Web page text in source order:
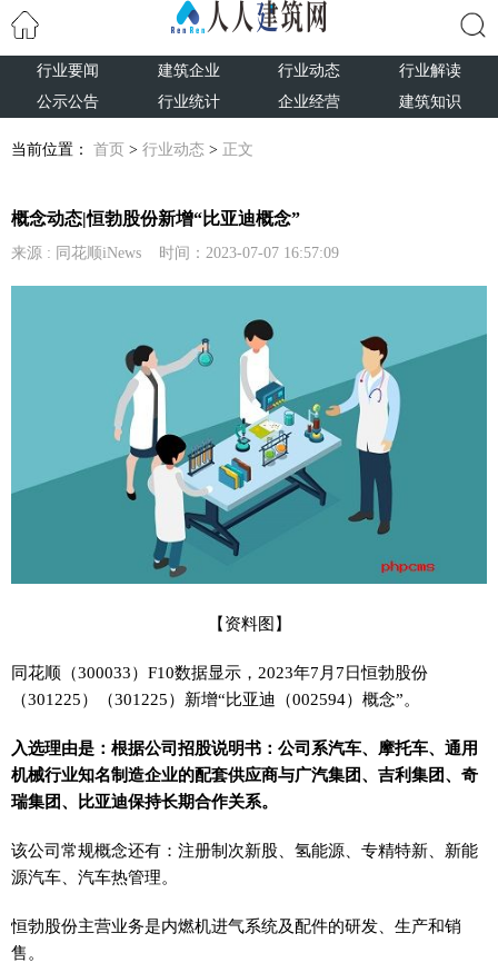
行业要闻 建筑企业 行业动态
行业解读
公示公告
行业统计 企业经营 建筑知识
当前位置： 首页 > 行业动态 > 正文
概念动态|恒勃股份新增“比亚迪概念”
来源 : 同花顺iNews 时间：2023-07-07 16:57:09
【资料图】
同花顺（300033）F10数据显示，2023年7月7日恒勃股份
（301225）（301225）新增“比亚迪（002594）概念”。
入选理由是：根据公司招股说明书：公司系汽车、摩托车、通用
机械行业知名制造企业的配套供应商与广汽集团、吉利集团、奇
瑞集团、比亚迪保持长期合作关系。
该公司常规概念还有：注册制次新股、氢能源、专精特新、新能
源汽车、汽车热管理。
恒勃股份主营业务是内燃机进气系统及配件的研发、生产和销
售。